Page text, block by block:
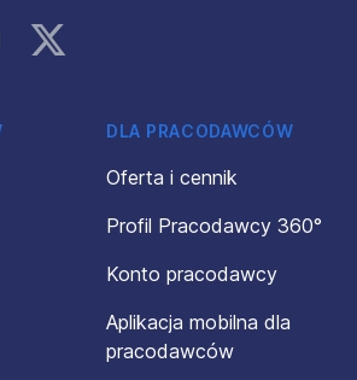
Instagram
DLA PRACODAWCÓW
Oferta i cennik
Profil Pracodawcy 360°
Konto pracodawcy
Aplikacja mobilna dla
pracodawców